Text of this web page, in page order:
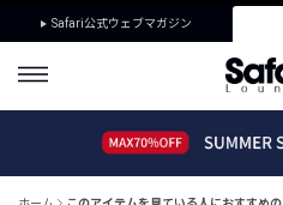
Safari公式ウェブマガジン